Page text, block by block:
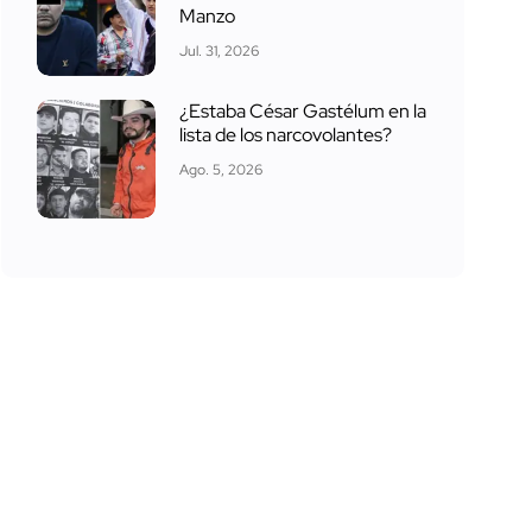
Manzo
Jul. 31, 2026
¿Estaba César Gastélum en la
lista de los narcovolantes?
Ago. 5, 2026